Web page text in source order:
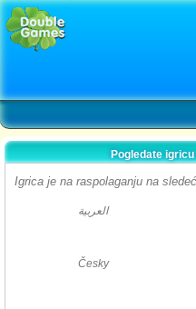
Pogledate
Igrica je na raspolaganju na
العربية
Česky